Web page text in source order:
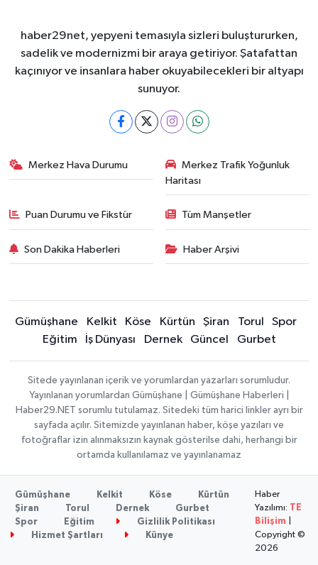
haber29net, yepyeni temasıyla sizleri buluştururken,
sadelik ve modernizmi bir araya getiriyor. Şatafattan
kaçınıyor ve insanlara haber okuyabilecekleri bir altyapı
sunuyor.
Merkez Hava Durumu
Merkez Trafik Yoğunluk
Haritası
Puan Durumu ve Fikstür Tüm Manşetler
Son Dakika Haberleri Haber Arşivi
Gümüşhane Kelkit Köse Kürtün Şiran Torul
Spor
Eğitim
İş Dünyası Dernek Güncel Gurbet
Sitede yayınlanan içerik ve yorumlardan yazarları sorumludur.
Yayınlanan yorumlardan Gümüşhane | Gümüşhane Haberleri |
Haber29.NET sorumlu tutulamaz. Sitedeki tüm harici linkler ayrı bir
sayfada açılır. Sitemizde yayınlanan haber, köşe yazıları ve
fotoğraflar izin alınmaksızın kaynak gösterilse dahi, herhangi bir
ortamda kullanılamaz ve yayınlanamaz
Gümüşhane Kelkit Köse
Kürtün
Şiran
Torul Dernek
Gurbet
Spor
Eğitim
Gizlilik Politikası
Hizmet Şartları
Künye
Haber
Yazılımı: TE
Bilişim
Copyright ©
2026